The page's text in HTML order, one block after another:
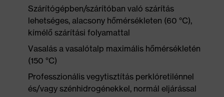
Szárítógépben/szárítóban való szárítás
lehetséges, alacsony hőmérsékleten (60 °C),
kímélő szárítási folyamattal
Vasalás a vasalótalp maximális hőmérsékletén
(150 °C)
Professzionális vegytisztítás perklóretilénnel
és/vagy szénhidrogénekkel, normál eljárással